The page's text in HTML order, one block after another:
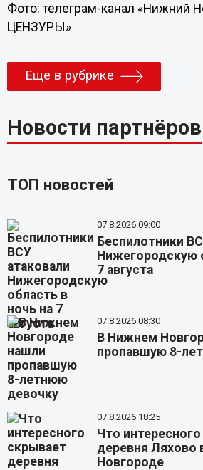
Фото: телеграм-канал «Нижний
ЦЕНЗУРЫ»
Еще в рубрике
Новости партнёров
ТОП новостей
07.8.2026 09:00
Беспилотники
Нижегородскую
7 августа
07.8.2026 08:30
В Нижнем
пропавшую 8-
07.8.2026 18:25
Что
деревня Ляхово
Новгороде